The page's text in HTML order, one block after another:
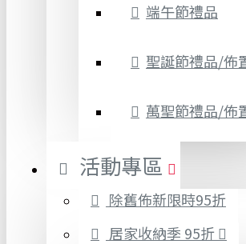
端午節禮品
聖誕節禮品/佈
萬聖節禮品/佈
活動專區
除舊佈新限時95折
居家收納季 95折